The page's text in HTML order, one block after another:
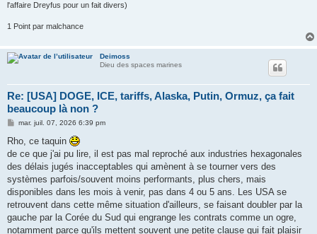
l'affaire Dreyfus pour un fait divers)
1 Point par malchance
Deimoss
Dieu des spaces marines
Re: [USA] DOGE, ICE, tariffs, Alaska, Putin, Ormuz, ça fait
beaucoup là non ?
M
s
a
g
mar. juil. 07, 2026 6:39 pm
Rho, ce taquin
de ce que j'ai pu lire, il est pas mal reproché aux industries hexagonales
des délais jugés inacceptables qui amènent à se tourner vers des
systèmes parfois/souvent moins performants, plus chers, mais
disponibles dans les mois à venir, pas dans 4 ou 5 ans. Les USA se
retrouvent dans cette même situation d'ailleurs, se faisant doubler par la
gauche par la Corée du Sud qui engrange les contrats comme un ogre,
notamment parce qu'ils mettent souvent une petite clause qui fait plaisir